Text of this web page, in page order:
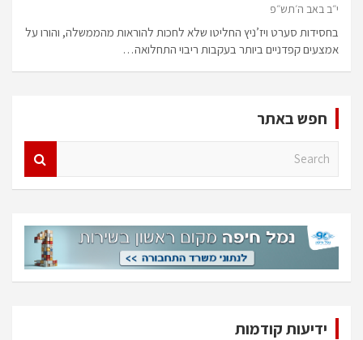
י״ב באב ה׳תש״פ
בחסידות סערט ויז’ניץ החליטו שלא לחכות להוראות מהממשלה, והורו על
אמצעים קפדניים ביותר בעקבות ריבוי התחלואה…
חפש באתר
h
ידיעות קודמות